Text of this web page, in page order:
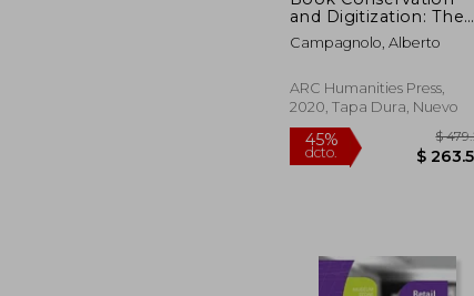
45%
dcto.
and Digitization: The
Challenges of
Dialogue and
Inglés)
Campagnolo, Alberto
ARC Humanities Press,
2020, Tapa Dura, Nuevo